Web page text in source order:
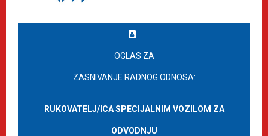
OGLAS ZA
ZASNIVANJE RADNOG ODNOSA:
RUKOVATELJ/ICA SPECIJALNIM VOZILOM ZA
ODVODNJU